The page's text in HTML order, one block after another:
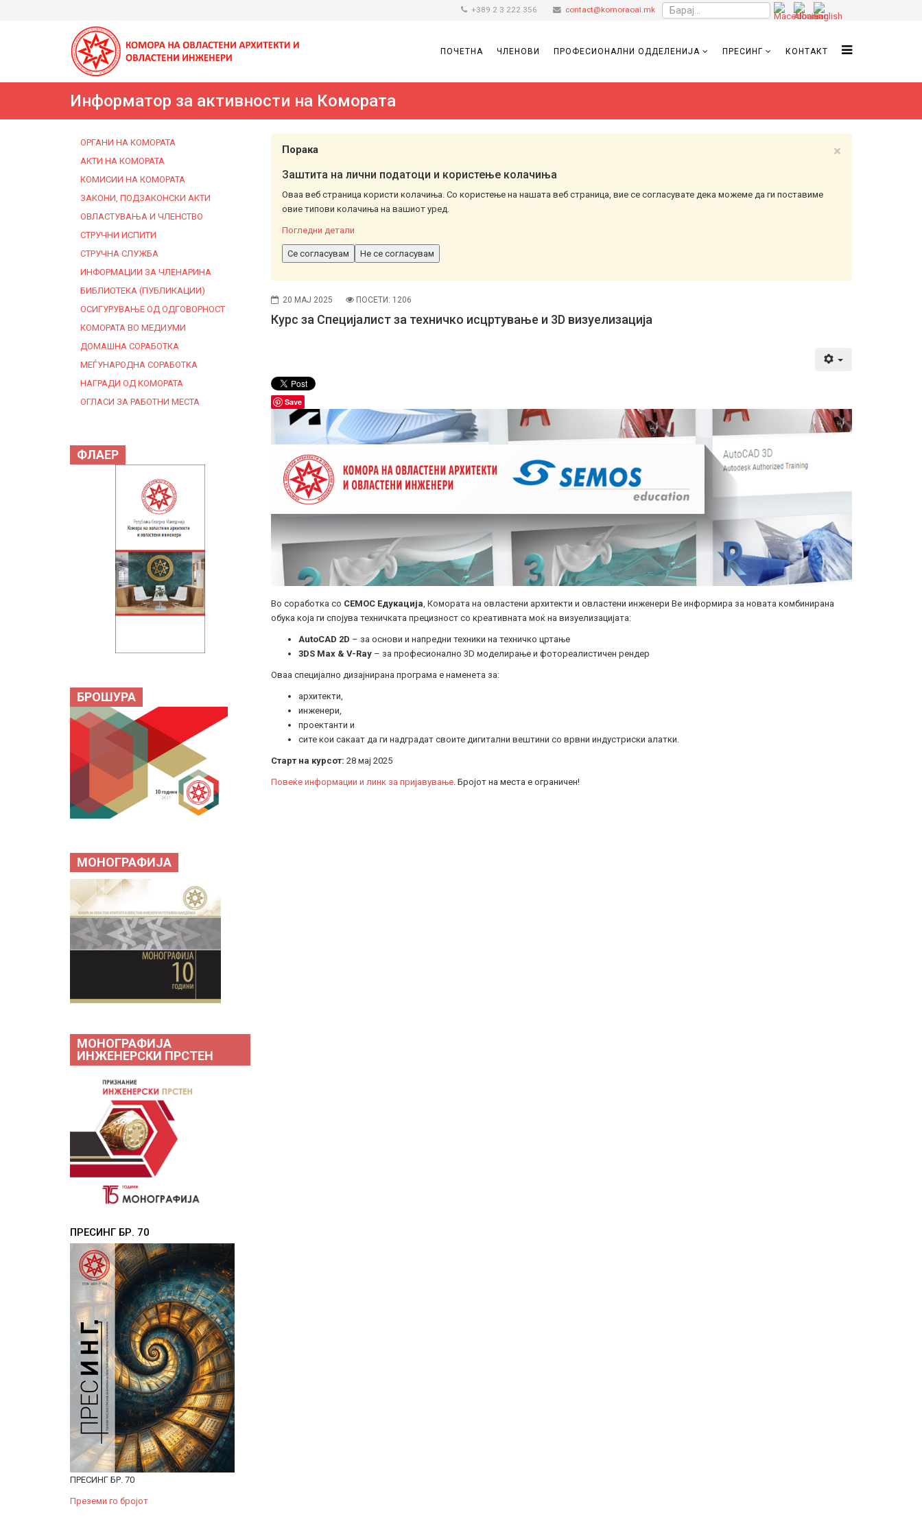
+389 2 3 222 356 contact@komoraoai.mk
ПОЧЕТНА ЧЛЕНОВИ ПРОФЕСИОНАЛНИ ОДДЕЛЕНИЈА ПРЕСИНГ КОНТАКТ
Информатор за активности на Комората
ОРГАНИ НА КОМОРАТА
АКТИ НА КОМОРАТА
КОМИСИИ НА КОМОРАТА
ЗАКОНИ, ПОДЗАКОНСКИ АКТИ
ОВЛАСТУВАЊА И ЧЛЕНСТВО
СТРУЧНИ ИСПИТИ
СТРУЧНА СЛУЖБА
ИНФОРМАЦИИ ЗА ЧЛЕНАРИНА
БИБЛИОТЕКА (ПУБЛИКАЦИИ)
ОСИГУРУВАЊЕ ОД ОДГОВОРНОСТ
КОМОРАТА ВО МЕДИУМИ
ДОМАШНА СОРАБОТКА
МЕЃУНАРОДНА СОРАБОТКА
НАГРАДИ ОД КОМОРАТА
ОГЛАСИ ЗА РАБОТНИ МЕСТА
ФЛАЕР
БРОШУРА
МОНОГРАФИЈА
МОНОГРАФИЈА
ИНЖЕНЕРСКИ ПРСТЕН
ПРЕСИНГ БР. 70
ПРЕСИНГ БР. 70
Преземи го бројот
×
Порака
Заштита на лични податоци и користење колачиња
Оваа веб страница користи колачиња. Со користење на нашата веб страница, вие се согласувате дека можеме да ги поставиме
овие типови колачиња на вашиот уред.
Погледни детали
Се согласувам Не се согласувам
20 МАЈ 2025 ПОСЕТИ: 1206
Курс за Специјалист за техничко исцртување и 3D визуелизација
Save
Во соработка со СЕМОС Едукација, Комората на овластени архитекти и овластени инженери Ве информира за новата комбинирана
обука која ги спојува техничката прецизност со креативната моќ на визуелизацијата:
AutoCAD 2D – за основи и напредни техники на техничко цртање
3DS Max & V-Ray– за професионално 3D моделирање и фотореалистичен рендер
Оваа специјално дизајнирана програма е наменета за:
архитекти,
инженери,
проектанти и
сите кои сакаат да ги надградат своите дигитални вештини со врвни индустриски алатки.
Старт на курсот: 28 мај 2025
Повеќе информации и линк за пријавување. Бројот на места е ограничен!